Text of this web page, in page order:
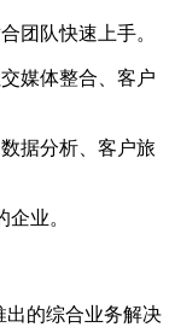
团队快速上手。
媒体整合、客户
据分析、客户旅
业。
出的综合业务解决